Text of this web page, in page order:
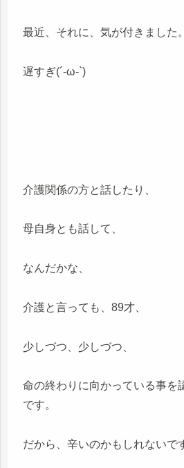
最近、それに、気が付きました。
遅すぎ(´-ω-`)
介護関係の方と話したり、
母自身とも話して、
なんだかな、
介護と言っても、89才、
少しづつ、少しづつ、
命の終わりに向かっている事を
です。
だから、辛いのかもしれないで